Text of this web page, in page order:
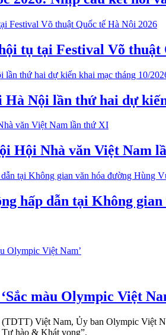
tụ tại Festival Võ thuật
Nội lần thứ hai dự
Hội Nhà văn Việt Nam
hấp dẫn tại Không
màu Olympic Việt
Việt Nam, Ủy ban Olympic Việt
hào & Khát vọng”.